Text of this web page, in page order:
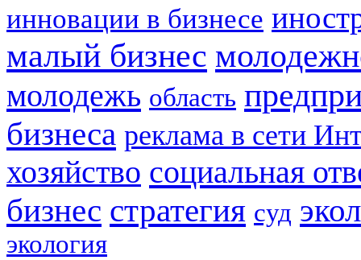
инновации в бизнесе
малый бизнес
молодежь область
бизнеса реклама в сети
хозяйство социальная
бизнес стратегия суд
экология